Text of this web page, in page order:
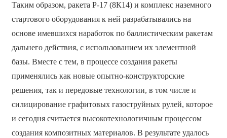
Таким образом, ракета Р-17 (8К14) и комплекс наземного
стартового оборудования к ней разрабатывались на
основе имевшихся наработок по баллистическим ракетам
дальнего действия, с использованием их элементной
базы. Вместе с тем, в процессе создания ракеты
применялись как новые опытно-конструкторские
решения, так и передовые технологии, в том числе и
силицирование графитовых газоструйных рулей, которое
и сегодня считается высокотехнологичным процессом
создания композитных материалов. В результате удалось